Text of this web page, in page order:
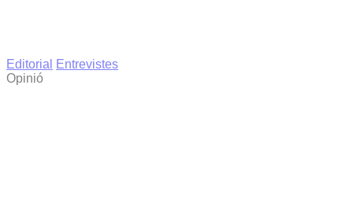
Editorial
Entrevistes
Opinió